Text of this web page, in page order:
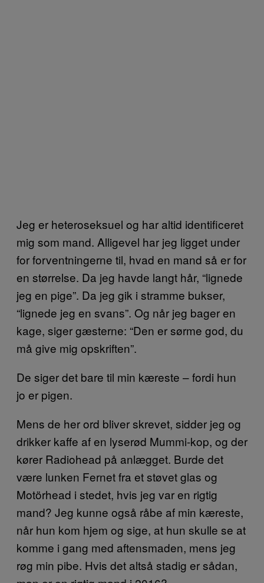
Jeg er heteroseksuel og har altid identificeret
mig som mand. Alligevel har jeg ligget under
for forventningerne til, hvad en mand så er for
en størrelse. Da jeg havde langt hår, “lignede
jeg en pige”. Da jeg gik i stramme bukser,
“lignede jeg en svans”. Og når jeg bager en
kage, siger gæsterne: “Den er sørme god, du
må give mig opskriften”.
De siger det bare til min kæreste – fordi hun
jo er pigen.
Mens de her ord bliver skrevet, sidder jeg og
drikker kaffe af en lyserød Mummi-kop, og der
kører Radiohead på anlægget. Burde det
være lunken Fernet fra et støvet glas og
Motörhead i stedet, hvis jeg var en rigtig
mand? Jeg kunne også råbe af min kæreste,
når hun kom hjem og sige, at hun skulle se at
komme i gang med aftensmaden, mens jeg
røg min pibe. Hvis det altså stadig er sådan,